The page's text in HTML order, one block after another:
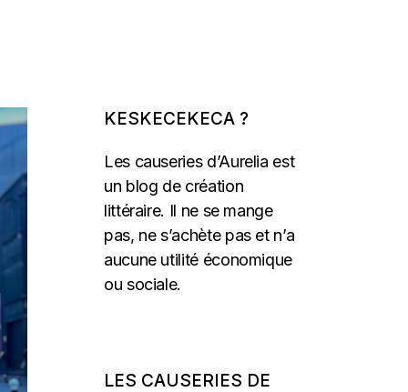
KESKECEKECA ?
Les causeries d’Aurelia est
un blog de création
littéraire. Il ne se mange
pas, ne s’achète pas et n’a
aucune utilité économique
ou sociale.
LES CAUSERIES DE